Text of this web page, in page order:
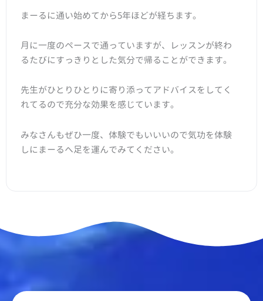
まーるに通い始めてから5年ほどが経ちます。
月に一度のペースで通っていますが、レッスンが終わ
るたびにすっきりとした気分で帰ることができます。
先生がひとりひとりに寄り添ってアドバイスをしてく
れてるので充分な効果を感じています。
みなさんもぜひ一度、体験でもいいいので気功を体験
しにまーるへ足を運んでみてください。